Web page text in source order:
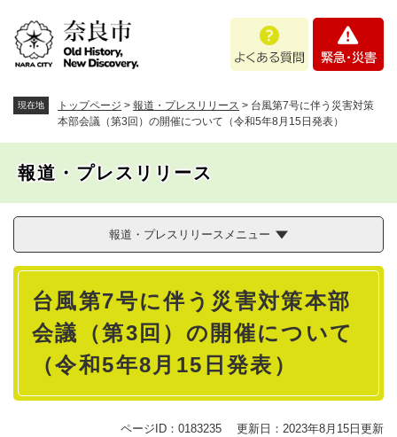
あ
問
・
現在地 トップページ > 報道・プレスリリース > 台風第7号に伴う災害対策
本部会議（第3回）の開催について（令和5年8月15日発表）
報道・プレスリリース
報道・プレスリリースメニュー
本
台風第7号に伴う災害対策本部
会議（第3回）の開催について
（令和5年8月15日発表）
ページID：0183235 更新日：2023年8月15日更新